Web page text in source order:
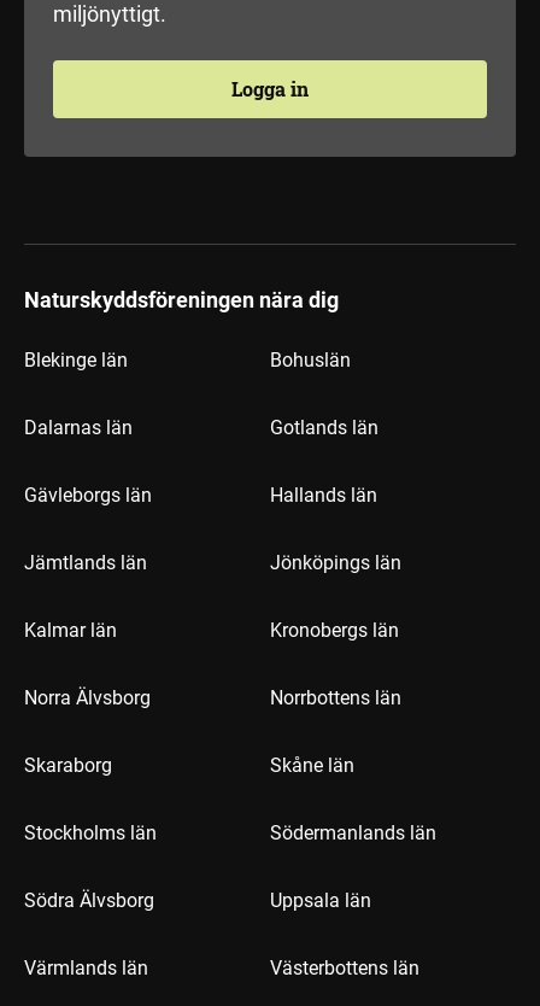
miljönyttigt.
Logga in
Naturskyddsföreningen nära dig
Blekinge län Bohuslän
Dalarnas län Gotlands län
Gävleborgs län Hallands län
Jämtlands län Jönköpings län
Kalmar län Kronobergs län
Norra Älvsborg Norrbottens län
Skaraborg Skåne län
Stockholms län Södermanlands län
Södra Älvsborg Uppsala län
Värmlands län Västerbottens län